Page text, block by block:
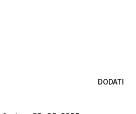
DODATI